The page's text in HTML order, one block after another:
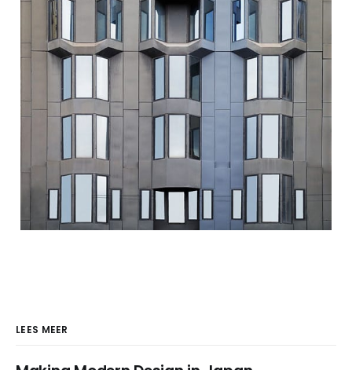
LEES MEER